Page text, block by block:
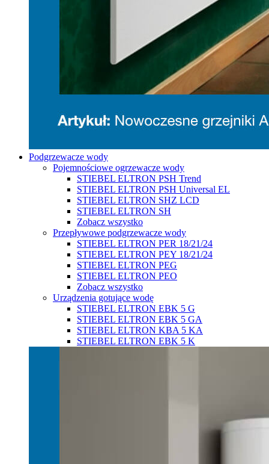
Podgrzewacze wody
Pojemnościowe ogrzewacze wody
STIEBEL ELTRON PSH Trend
STIEBEL ELTRON PSH Universal EL
STIEBEL ELTRON SHZ LCD
STIEBEL ELTRON SH
Zobacz wszystko
Przepływowe podgrzewacze wody
STIEBEL ELTRON PER 18/21/24
STIEBEL ELTRON PEY 18/21/24
STIEBEL ELTRON PEG
STIEBEL ELTRON PEO
Zobacz wszystko
Urządzenia gotujące wodę
STIEBEL ELTRON EBK 5 G
STIEBEL ELTRON EBK 5 GA
STIEBEL ELTRON KBA 5 KA
STIEBEL ELTRON EBK 5 K